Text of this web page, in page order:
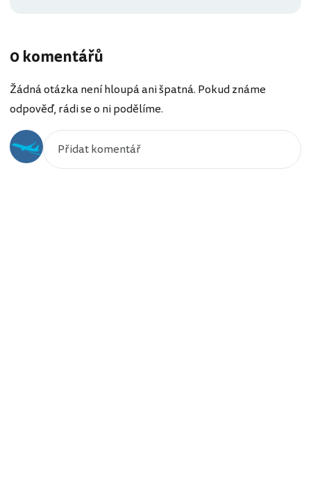
0 komentářů
Žádná otázka není hloupá ani špatná. Pokud známe
odpověď, rádi se o ni podělíme.